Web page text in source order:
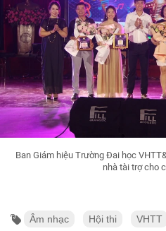
Ban Giám hiệu Trường Đai học
nhà tài trợ cho
Âm nhạc Hội thi VHTT